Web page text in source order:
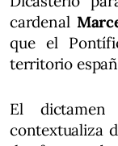
cardenal
que el
territorio
El
contextualiza